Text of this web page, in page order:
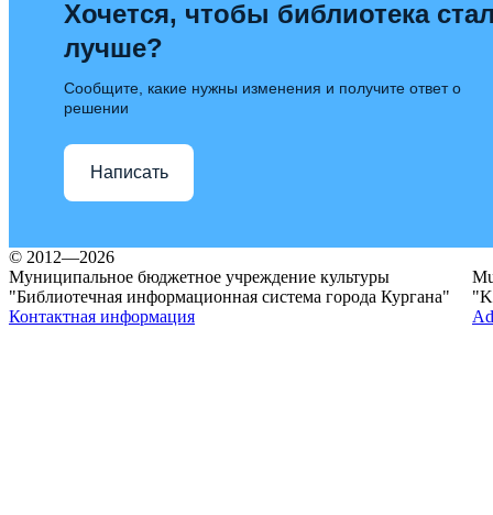
Хочется, чтобы библиотека
лучше?
Сообщите, какие нужны изменения и получите ответ о
решении
Написать
© 2012—2026
Муниципальное бюджетное учреждение культуры
"Библиотечная информационная система города Кургана"
Контактная информация